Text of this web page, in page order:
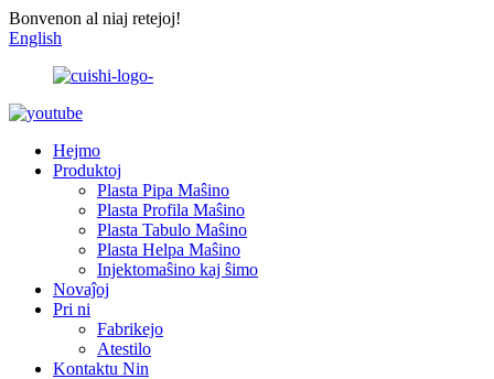
Bonvenon al niaj retejoj!
English
Hejmo
Produktoj
Plasta Pipa Maŝino
Plasta Profila Maŝino
Plasta Tabulo Maŝino
Plasta Helpa Maŝino
Injektomaŝino kaj ŝimo
Novaĵoj
Pri ni
Fabrikejo
Atestilo
Kontaktu Nin